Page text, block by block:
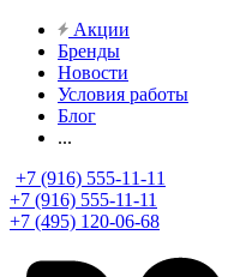
Акции
Бренды
Новости
Условия работы
Блог
...
+7 (916) 555-11-11
+7 (916) 555-11-11
+7 (495) 120-06-68